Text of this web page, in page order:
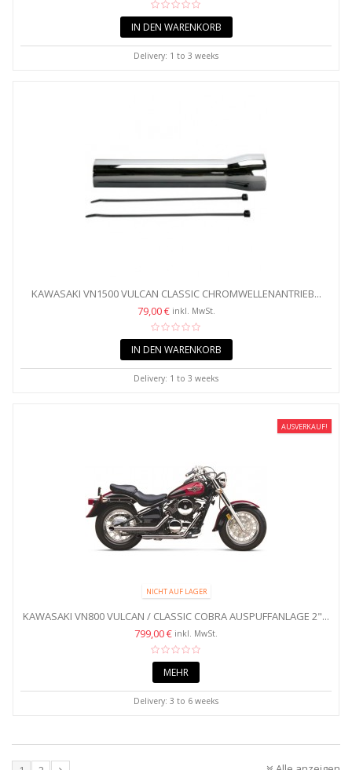
IN DEN WARENKORB
Delivery: 1 to 3 weeks
KAWASAKI VN1500 VULCAN CLASSIC CHROMWELLENANTRIEB...
79,00 € inkl. MwSt.
IN DEN WARENKORB
Delivery: 1 to 3 weeks
AUSVERKAUF!
NICHT AUF LAGER
KAWASAKI VN800 VULCAN / CLASSIC COBRA AUSPUFFANLAGE 2"...
799,00 € inkl. MwSt.
MEHR
Delivery: 3 to 6 weeks